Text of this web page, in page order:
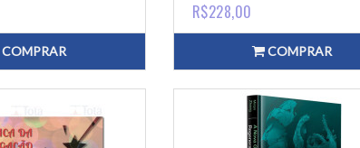
COMPRAR
R$228,00
COMPRAR